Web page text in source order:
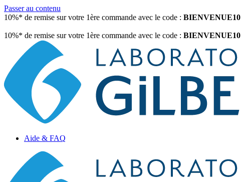
Passer au contenu
10%* de remise sur votre 1ère commande avec le code : BIENVENUE10
10%* de remise sur votre 1ère commande avec le code : BIENVENUE10
Aide & FAQ